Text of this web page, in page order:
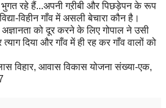
रहे हैं...अपनी गऱीबी और पिछड़ेपन के रूप
विहीन गाँव में असली बेचारा कौन है।
को दूर करने के लिए गोपाल ने उसी
दिया और गाँव में ही रह कर गाँव वालों को
विहार, आवास विकास योजना संख्या-एक,